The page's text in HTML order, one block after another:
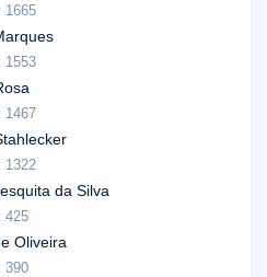
1665
1553
1467
1322
da Silva
425
Oliveira
390